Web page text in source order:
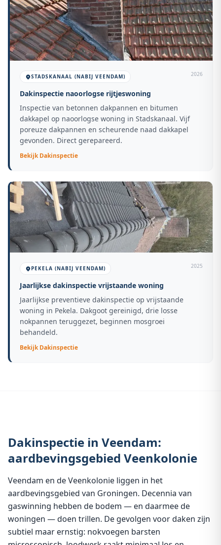
STADSKANAAL (NABIJ VEENDAM) 2026
Dakinspectie naoorlogse rijtjeswoning
Inspectie van betonnen dakpannen en bitumen
dakkapel op naoorlogse woning in Stadskanaal. Vijf
poreuze dakpannen en scheurende naad dakkapel
gevonden. Direct gerepareerd.
BekijkDakinspectie
PEKELA (NABIJ VEENDAM) 2025
Jaarlijkse dakinspectie vrijstaande woning
Jaarlijkse preventieve dakinspectie op vrijstaande
woning in Pekela. Dakgoot gereinigd, drie losse
nokpannen teruggezet, beginnen mosgroei
behandeld.
BekijkDakinspectie
Dakinspectie in Veendam:
aardbevingsgebied Veenkolonie
Veendam en de Veenkolonie liggen in het
aardbevingsgebied van Groningen. Decennia van
gaswinning hebben de bodem — en daarmee de
woningen — doen trillen. De gevolgen voor daken zijn
subtiel maar ernstig: nokvoegen barsten